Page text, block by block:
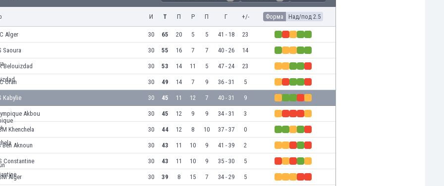
И Т П Р П Г +/- Форма Над/под 2.5
Alger 30 65 20 5 5 41 - 18 23
Saoura 30 55 16 7 7 40 - 26 14
Belouizdad 30 53 14 11 5 47 - 24 23
Oran 30 49 14 7 9 36 - 31 5
Kabylie 30 45 11 12 7 40 - 31 9
Akbou 30 45 12 9 9 34 - 31 3
Khenchela 30 44 12 8 10 37 - 37 0
Ben Aknoun 30 43 11 10 9 41 - 39 2
Constantine 30 43 11 10 9 35 - 30 5
Alger 30 39 8 15 7 34 - 29 5